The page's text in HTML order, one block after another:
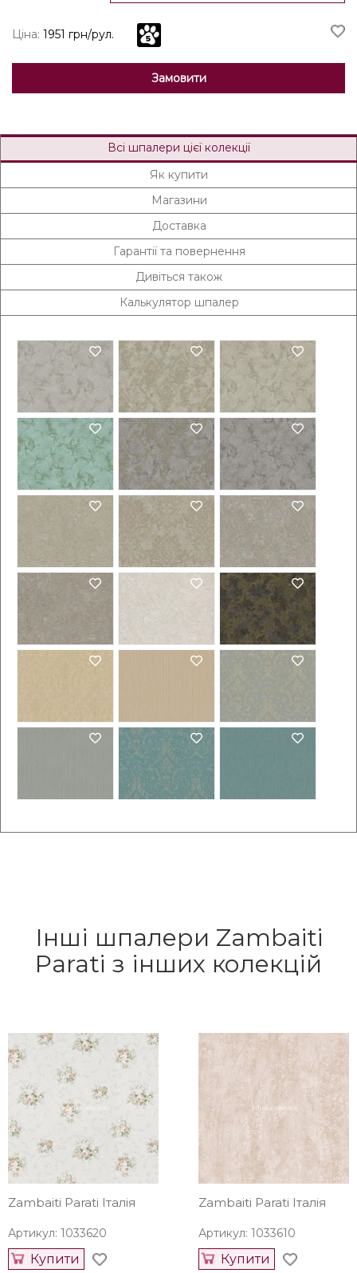
Ціна: 1951 грн/рул.
Замовити
Всі шпалери цієї колекції
Як купити
Магазини
Доставка
Гарантії та повернення
Дивіться також
Калькулятор шпалер
Інші шпалери Zambaiti
Parati з інших колекцій
Zambaiti Parati Італія
Артикул: 1033620
Купити
Zambaiti Parati Італія
Артикул: 1033610
Купити